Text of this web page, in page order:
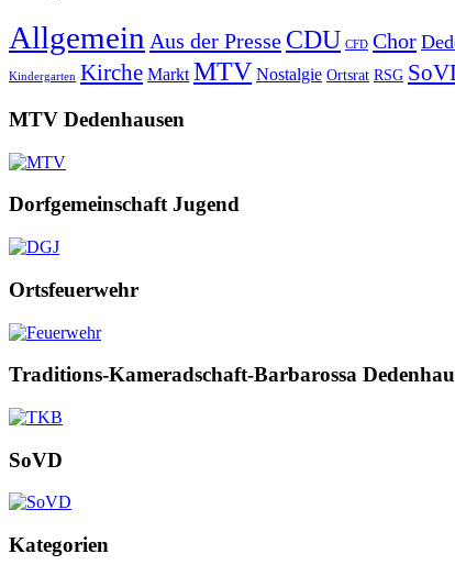
Allgemein Aus der Presse CDU CFD Chor
Kindergarten Kirche Markt MTV Nostalgie Ortsrat RSG
MTV Dedenhausen
Dorfgemeinschaft Jugend
Ortsfeuerwehr
Traditions-Kameradschaft-Barbarossa
SoVD
Kategorien